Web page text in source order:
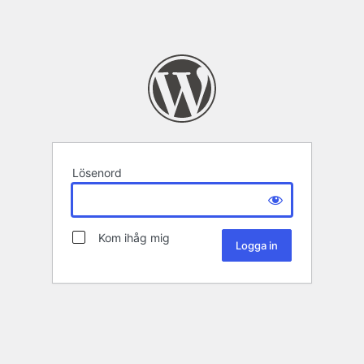
Lösenord
Kom ihåg mig